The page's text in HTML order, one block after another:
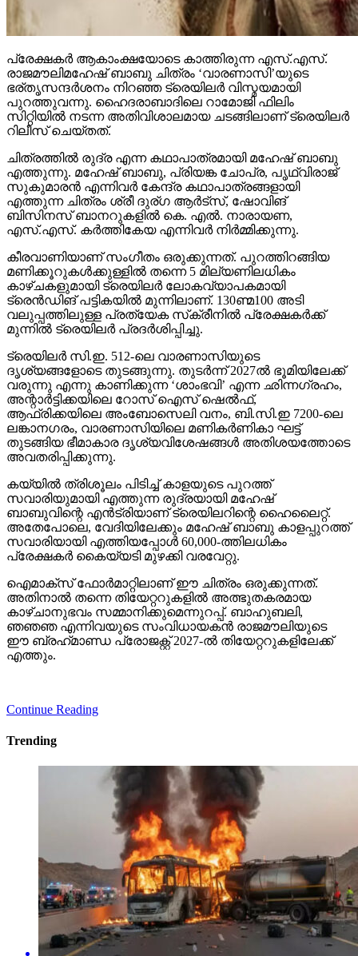
പ്രേക്ഷകര്‍ ആകാംക്ഷയോടെ കാത്തിരുന്ന എസ്.എസ്.
രാജമൗലിമഹേഷ് ബാബു ചിത്രം ‘വാരണാസി’യുടെ
ഭര്തൃസന്ദര്‍ശനം നിറഞ്ഞ ട്രെയിലര്‍ വിസ്മയമായി
പുറത്തുവന്നു. ഹൈദരാബാദിലെ റാമോജി ഫിലിം
സിറ്റിയില്‍ നടന്ന അതിവിശാലമായ ചടങ്ങിലാണ് ട്രെയിലര്‍
റിലീസ് ചെയ്തത്.
ചിത്രത്തില്‍ രുദ്ര എന്ന കഥാപാത്രമായി മഹേഷ് ബാബു
എത്തുന്നു. മഹേഷ് ബാബു, പ്രിയങ്ക ചോപ്ര, പൃഥ്വിരാജ്
സുകുമാരന്‍ എന്നിവര്‍ കേന്ദ്ര കഥാപാത്രങ്ങളായി
എത്തുന്ന ചിത്രം ശ്രീ ദുര്ഗ ആര്‍ട്‌സ്, ഷോവിങ്
ബിസിനസ് ബാനറുകളില്‍ കെ. എല്‍. നാരായണ,
എസ്.എസ്. കര്‍ത്തികേയ എന്നിവര്‍ നിര്‍മ്മിക്കുന്നു.
കീരവാണിയാണ് സംഗീതം ഒരുക്കുന്നത്. പുറത്തിറങ്ങിയ
മണിക്കൂറുകള്‍ക്കുള്ളില്‍ തന്നെ 5 മില്യണിലധികം
കാഴ്ചകളുമായി ട്രെയിലര്‍ ലോകവ്യാപകമായി
ട്രെന്‍ഡിങ് പട്ടികയില്‍ മുന്നിലാണ്. 130ണ്മ100 അടി
വലുപ്പത്തിലുള്ള പ്രത്യേക സ്‌ക്രീനില്‍ പ്രേക്ഷകര്‍ക്ക്
മുന്നില്‍ ട്രെയിലര്‍ പ്രദര്‍ശിപ്പിച്ചു.
ട്രെയിലര്‍ സി.ഇ. 512-ലെ വാരണാസിയുടെ
ദൃശ്യങ്ങളോടെ തുടങ്ങുന്നു. തുടര്‍ന്ന് 2027ല്‍ ഭൂമിയിലേക്ക്
വരുന്നു എന്നു കാണിക്കുന്ന ‘ശാംഭവി’ എന്ന ഛിന്നഗ്രഹം,
അന്റാര്‍ട്ടിക്കയിലെ റോസ് ഐസ് ഷെല്‍ഫ്,
ആഫ്രിക്കയിലെ അംബോസെലി വനം, ബി.സി.ഇ 7200-ലെ
ലങ്കാനഗരം, വാരണാസിയിലെ മണികര്‍ണികാ ഘട്ട്
തുടങ്ങിയ ഭീമാകാര ദൃശ്യവിശേഷങ്ങള്‍ അതിശയത്തോടെ
അവതരിപ്പിക്കുന്നു.
കയ്യില്‍ ത്രിശൂലം പിടിച്ച് കാളയുടെ പുറത്ത്
സവാരിയുമായി എത്തുന്ന രുദ്രയായി മഹേഷ്
ബാബുവിന്റെ എന്‍ട്രിയാണ് ട്രെയിലറിന്റെ ഹൈലൈറ്റ്.
അതേപോലെ, വേദിയിലേക്കും മഹേഷ് ബാബു കാളപ്പുറത്ത്
സവാരിയായി എത്തിയപ്പോള്‍ 60,000-ത്തിലധികം
പ്രേക്ഷകര്‍ കൈയ്യടി മുഴക്കി വരവേറ്റു.
ഐമാക്‌സ് ഫോര്‍മാറ്റിലാണ് ഈ ചിത്രം ഒരുക്കുന്നത്.
അതിനാല്‍ തന്നെ തിയേറ്ററുകളില്‍ അത്ഭുതകരമായ
കാഴ്ചാനുഭവം സമ്മാനിക്കുമെന്നുറപ്പ്. ബാഹുബലി,
ഞഞഞ എന്നിവയുടെ സംവിധായകന്‍ രാജമൗലിയുടെ
ഈ ബ്രഹ്‌മാണ്ഡ പ്രോജക്റ്റ് 2027-ല്‍ തിയേറ്ററുകളിലേക്ക്
എത്തും.
Continue Reading
Trending